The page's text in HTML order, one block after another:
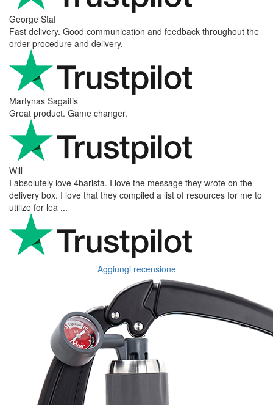
George Staf
Fast delivery. Good communication and feedback throughout the
order procedure and delivery.
Martynas Sagaitis
Great product. Game changer.
Will
I absolutely love 4barista. I love the message they wrote on the
delivery box. I love that they compiled a list of resources for me to
utilize for lea ...
Aggiungi recensione